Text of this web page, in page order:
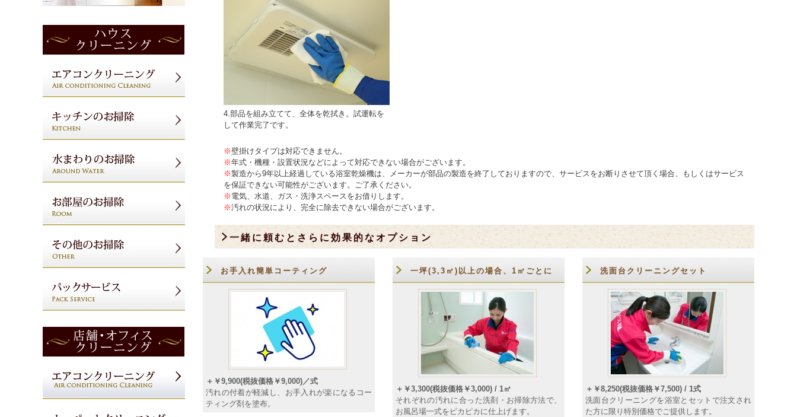
4.部品を組み立てて、全体を乾拭き。試運転を
して作業完了です。
※壁掛けタイプは対応できません。
※年式・機種・設置状況などによって対応できない場合がございます。
※製造から9年以上経過している浴室乾燥機は、メーカーが部品の製造を終了しておりますので、サービスをお断りさせて頂く場合、もしくはサービス
を保証できない可能性がございます。ご了承ください。
※ 電気、水道、ガス・洗浄スペースをお借りします。
※汚れの状況により、完全に除去できない場合がございます。
一緒に頼むとさらに効果的なオプション
お手入れ簡単コーティング
＋￥9,900(税抜価格￥9,000)／式
汚れの付着が軽減し、お手入れが楽になるコー
ティング剤を塗布。
一坪(3,3㎡)以上の場合、1㎡ごとに
＋￥3,300(税抜価格￥3,000) / 1㎡
それぞれの汚れに合った洗剤・お掃除方法で、
お風呂場一式をピカピカに仕上げます。
洗面台クリーニングセット
＋￥8,250(税抜価格￥7,500) / 1式
洗面台クリーニングを浴室とセットで注文され
た方に限り特別価格でご提供します。